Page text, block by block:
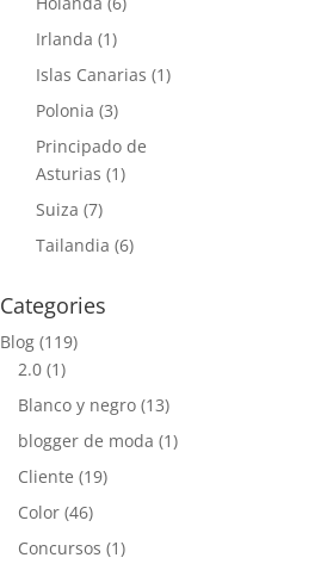
Irlanda (1)
Islas Canarias (1)
Polonia (3)
Principado de
Asturias (1)
Suiza (7)
Tailandia (6)
Categories
Blog (119)
2.0 (1)
Blanco y negro (13)
blogger de moda (1)
Cliente (19)
Color (46)
Concursos (1)